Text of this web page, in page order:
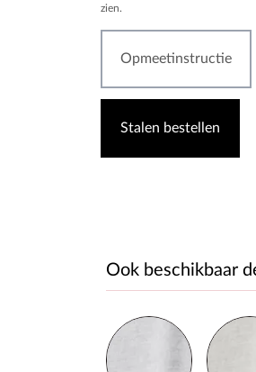
zien.
Opmeetinstructie
Stalen bestellen
Ook beschikbaar